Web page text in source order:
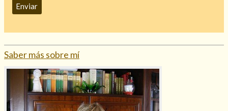
Saber más sobre mí